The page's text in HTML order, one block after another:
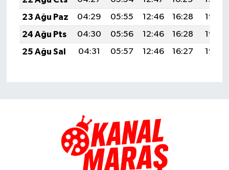
23 Ağu Paz
04:29 05:55 12:46 16:28
19:28
24 Ağu Pts
04:30 05:56 12:46 16:28
19:27
25 Ağu Sal
04:31 05:57 12:46 16:27 19:25